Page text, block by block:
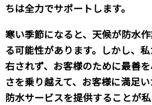
ちは全力でサポートします。
寒い季節になると、天候が防水
る可能性があります。しかし、
右されず、お客様のために最善
さを乗り越えて、お客様に満足
防水サービスを提供することが